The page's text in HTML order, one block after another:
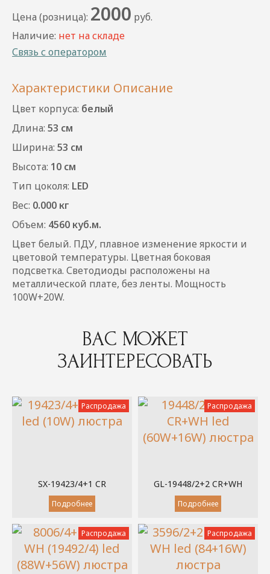
Цена (розница): 2000 руб.
Наличие: нет на складе
Связь с оператором
Характеристики Описание
Цвет корпуса: белый
Длина: 53 см
Ширина: 53 см
Высота: 10 см
Тип цоколя: LED
Вес: 0.000 кг
Объем: 4560 куб.м.
Цвет белый. ПДУ, плавное изменение яркости и
цветовой температуры. Цветная боковая
подсветка. Светодиоды расположены на
металлической плате, без ленты. Мощность
100W+20W.
ВАС МОЖЕТ
ЗАИНТЕРЕСОВАТЬ
Распродажа
SX-19423/4+1 CR
Подробнее
Распродажа
GL-19448/2+2 CR+WH
Подробнее
Распродажа Распродажа